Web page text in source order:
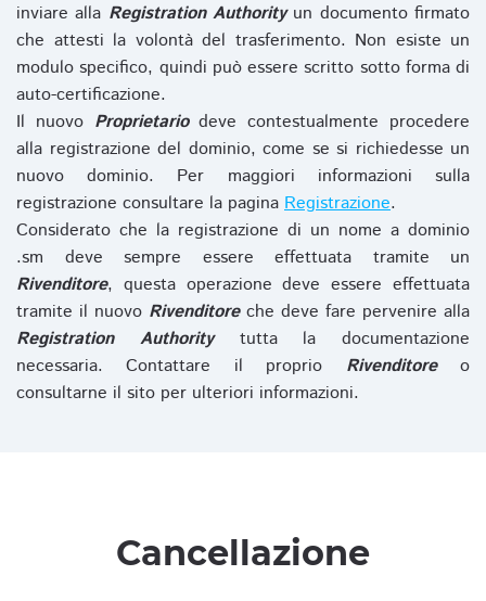
inviare alla Registration Authorityun documento firmato
che attesti la volontà del trasferimento. Non esiste un
modulo specifico, quindi può essere scritto sotto forma di
auto-certificazione.
Il nuovo Proprietariodeve contestualmente procedere
alla registrazione del dominio, come se si richiedesse un
nuovo dominio. Per maggiori informazioni sulla
registrazione consultare la pagina Registrazione.
Considerato che la registrazione di un nome a dominio
.sm deve sempre essere effettuata tramite un
Rivenditore, questa operazione deve essere effettuata
tramite il nuovo Rivenditoreche deve fare pervenire alla
Registration Authoritytutta la documentazione
necessaria. Contattare il proprio Rivenditoreo
consultarne il sito per ulteriori informazioni.
Cancellazione